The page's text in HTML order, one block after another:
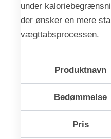
under
der ønsker en mere
vægttabsprocessen.
Produktnavn
Bedømmelse
Pris